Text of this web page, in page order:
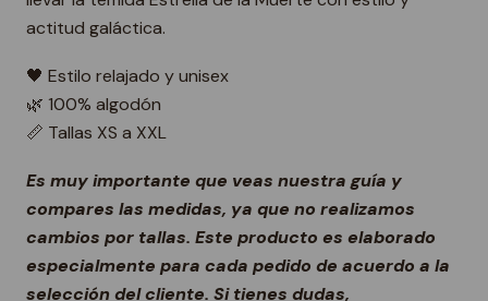
actitud galáctica.
🖤 Estilo relajado y unisex
🌿 100% algodón
📏 Tallas XS a XXL
Es muy importante que veas nuestra guía y
compares las medidas, ya que no realizamos
cambios por tallas. Este producto es elaborado
especialmente para cada pedido de acuerdo a la
selección del cliente. Si tienes dudas,